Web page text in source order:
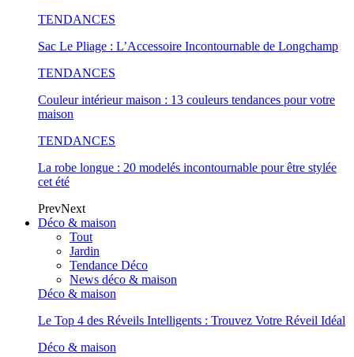
TENDANCES
Sac Le Pliage : L’Accessoire Incontournable de Longchamp
TENDANCES
Couleur intérieur maison : 13 couleurs tendances pour votre
maison
TENDANCES
La robe longue : 20 modelés incontournable pour être stylée
cet été
PrevNext
Déco & maison
Tout
Jardin
Tendance Déco
News déco & maison
Déco & maison
Le Top 4 des Réveils Intelligents : Trouvez Votre Réveil Idéal
Déco & maison